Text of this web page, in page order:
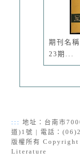
期刊名
23期...
::: 地址：台南市
道)1號 | 電話：
版權所有
Literature